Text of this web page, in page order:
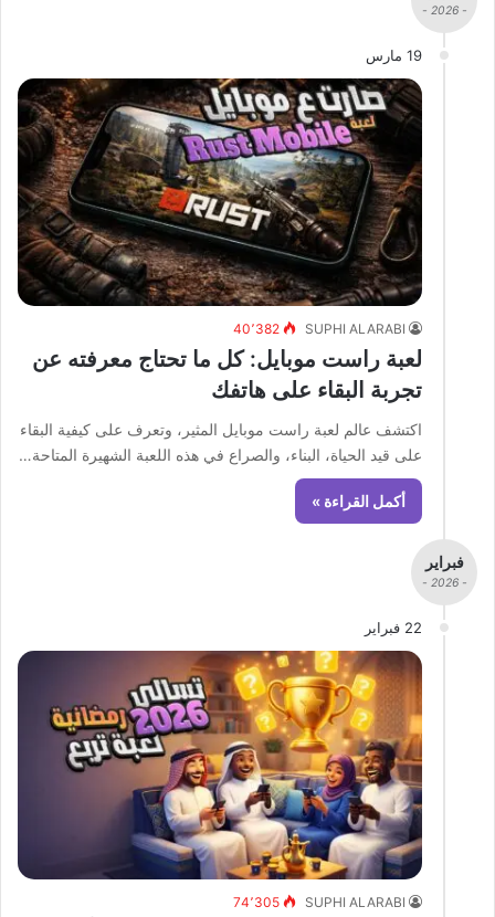
- 2026 -
19 مارس
SUPHI ALARABI 40٬382
لعبة راست موبايل: كل ما تحتاج معرفته عن
تجربة البقاء على هاتفك
اكتشف عالم لعبة راست موبايل المثير، وتعرف على كيفية البقاء
على قيد الحياة، البناء، والصراع في هذه اللعبة الشهيرة المتاحة…
أكمل القراءة »
فبراير
- 2026 -
22 فبراير
SUPHI ALARABI 74٬305